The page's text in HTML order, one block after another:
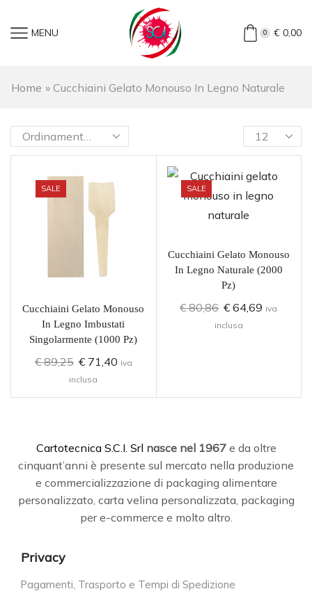
MENU 0 €0,00
Home » Cucchiaini Gelato Monouso In Legno Naturale
SALE
Cucchiaini Gelato Monouso
In Legno Imbustati
Singolarmente (1000 Pz)
€89,25 €71,40 iva
inclusa
SALE
Cucchiaini Gelato Monouso
In Legno Naturale (2000
Pz)
€80,86 € 64,69 iva
inclusa
Cartotecnica S.C.I. Srl nasce nel 1967e da oltre
cinquant’anni è presente sul mercato nella produzione
e commercializzazione di packaging alimentare
personalizzato, carta velina personalizzata, packaging
per e-commerce e molto altro.
Privacy
Pagamenti, Trasporto e Tempi di Spedizione